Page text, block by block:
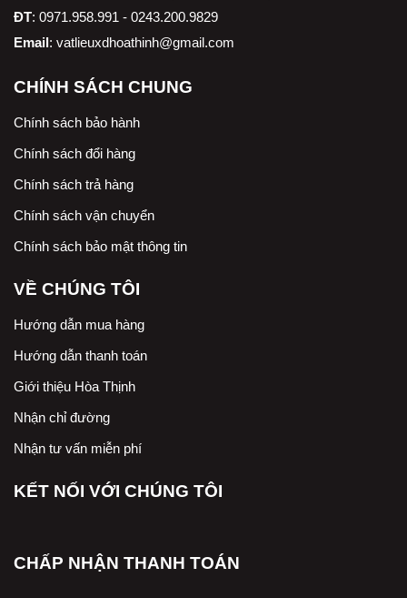
ĐT: 0971.958.991 - 0243.200.9829
Email: vatlieuxdhoathinh@gmail.com
CHÍNH SÁCH CHUNG
Chính sách bảo hành
Chính sách đổi hàng
Chính sách trả hàng
Chính sách vận chuyển
Chính sách bảo mật thông tin
VỀ CHÚNG TÔI
Hướng dẫn mua hàng
Hướng dẫn thanh toán
Giới thiệu Hòa Thịnh
Nhận chỉ đường
Nhận tư vấn miễn phí
KẾT NỐI VỚI CHÚNG TÔI
CHẤP NHẬN THANH TOÁN